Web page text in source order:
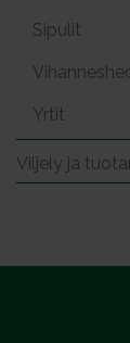
Sipulit
Yrtit
Viljely ja